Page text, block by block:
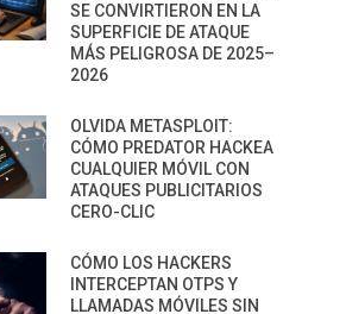
SE CONVIRTIERON EN LA
SUPERFICIE DE ATAQUE
MÁS PELIGROSA DE 2025–
2026
OLVIDA METASPLOIT:
CÓMO PREDATOR HACKEA
CUALQUIER MÓVIL CON
ATAQUES PUBLICITARIOS
CERO-CLIC
CÓMO LOS HACKERS
INTERCEPTAN OTPS Y
LLAMADAS MÓVILES SIN